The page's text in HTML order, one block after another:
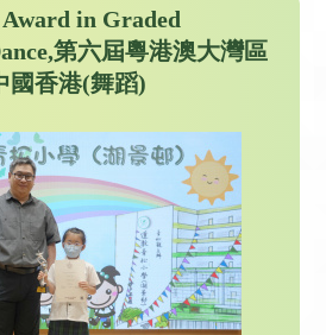
in Graded
第六屆粵港澳大灣區
國香港(舞蹈)